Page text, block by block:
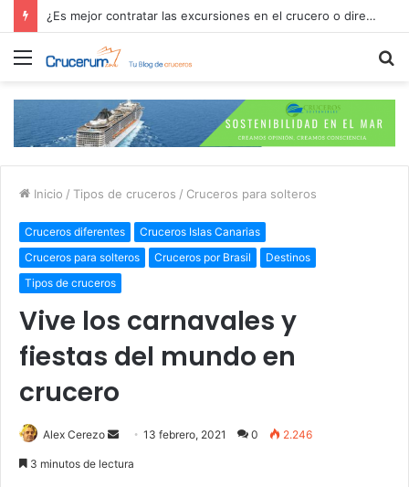
¿Es mejor contratar las excursiones en el crucero o directamente en el puerto?
Menú
Inicio / Tipos de cruceros / Cruceros para solteros
Cruceros diferentes
Cruceros Islas Canarias
Cruceros para solteros
Cruceros por Brasil
Destinos
Tipos de cruceros
Vive los carnavales y
fiestas del mundo en
crucero
Alex Cerezo
Send13 febrero, 2021 0 2.246
3 minutos de lectura